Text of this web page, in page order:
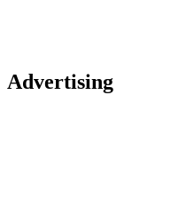
Advertising